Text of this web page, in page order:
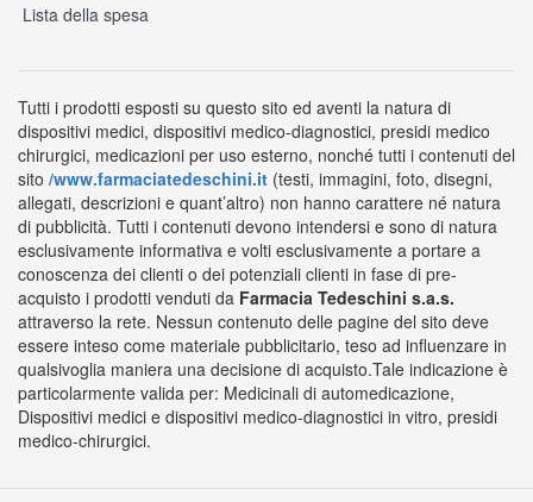
Lista della spesa
Tutti i prodotti esposti su questo sito ed aventi la natura di
dispositivi medici, dispositivi medico-diagnostici, presidi medico
chirurgici, medicazioni per uso esterno, nonché tutti i contenuti del
sito /www.farmaciatedeschini.it (testi, immagini, foto, disegni,
allegati, descrizioni e quant’altro) non hanno carattere né natura
di pubblicità. Tutti i contenuti devono intendersi e sono di natura
esclusivamente informativa e volti esclusivamente a portare a
conoscenza dei clienti o dei potenziali clienti in fase di pre-
acquisto i prodotti venduti da Farmacia Tedeschini s.a.s.
attraverso la rete. Nessun contenuto delle pagine del sito deve
essere inteso come materiale pubblicitario, teso ad influenzare in
qualsivoglia maniera una decisione di acquisto.Tale indicazione è
particolarmente valida per: Medicinali di automedicazione,
Dispositivi medici e dispositivi medico-diagnostici in vitro, presidi
medico-chirurgici.